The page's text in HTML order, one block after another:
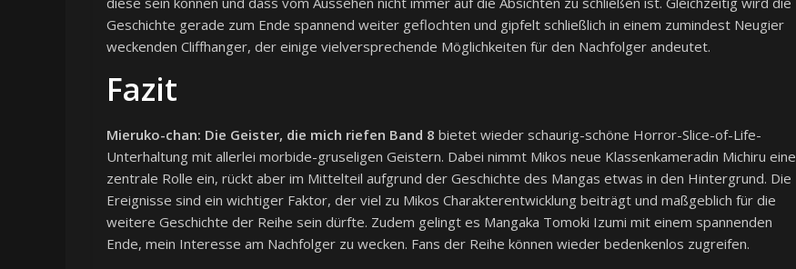
Geschichte gerade zum Ende spannend weiter geflochten und gipfelt schließlich in einem zumindest Neugier
weckenden Cliffhanger, der einige vielversprechende Möglichkeiten für den Nachfolger andeutet.
Fazit
Mieruko-chan: Die Geister, die mich riefen Band 8 bietet wieder schaurig-schöne Horror-Slice-of-Life-
Unterhaltung mit allerlei morbide-gruseligen Geistern. Dabei nimmt Mikos neue Klassenkameradin Michiru eine
zentrale Rolle ein, rückt aber im Mittelteil aufgrund der Geschichte des Mangas etwas in den Hintergrund. Die
Ereignisse sind ein wichtiger Faktor, der viel zu Mikos Charakterentwicklung beiträgt und maßgeblich für die
weitere Geschichte der Reihe sein dürfte. Zudem gelingt es Mangaka Tomoki Izumi mit einem spannenden
Ende, mein Interesse am Nachfolger zu wecken. Fans der Reihe können wieder bedenkenlos zugreifen.